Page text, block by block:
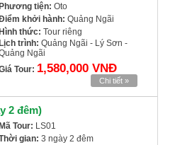
Phương tiện: Oto
khởi hành: Quảng Ngãi
Hình thức: Tour riêng
Lịch trình: Quảng Ngãi - Lý Sơn -
Ngãi
Tour: 1,580,000 VNĐ
Chi tiết »
2 đêm)
Mã Tour: LS01
gian: 3 ngày 2 đêm